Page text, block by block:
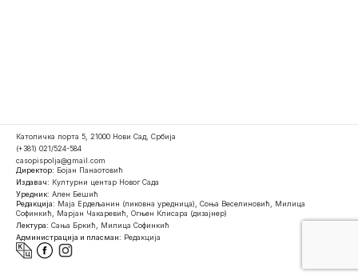
Католичка порта 5, 21000 Нови Сад, Србија
(+381) 021/524-584
casopispolja@gmail.com
Директор: Бојан Панаотовић
Издавач: Културни центар Новог Сада
Уредник: Ален Бешић
Редакција: Маја Ердељанин (ликовна уредница), Соња Веселиновић, Милица
Софинкић, Марјан Чакаревић, Огњен Клисара (дизајнер)
Лектура: Сања Бркић, Милица Софинкић
Администрација и пласман: Редакција